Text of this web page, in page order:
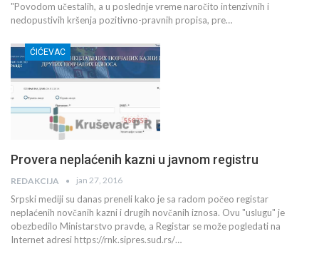
"Povodom učestalih, a u poslednje vreme naročito intenzivnih i
nedopustivih kršenja pozitivno-pravnih propisa, pre…
ĆIĆEVAC
Provera neplaćenih kazni u javnom registru
REDAKCIJA jan 27, 2016
Srpski mediji su danas preneli kako je sa radom počeo registar
neplaćenih novčanih kazni i drugih novčanih iznosa. Ovu "uslugu" je
obezbedilo Ministarstvo pravde, a Registar se može pogledati na
Internet adresi https://rnk.sipres.sud.rs/…